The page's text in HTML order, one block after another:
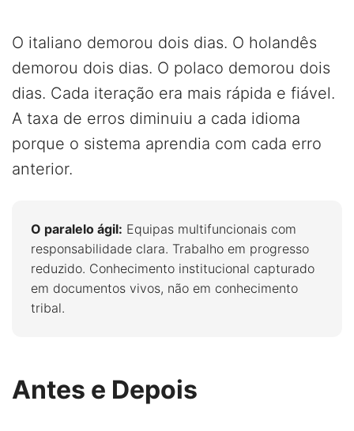
O italiano demorou dois dias. O holandês
demorou dois dias. O polaco demorou dois
dias. Cada iteração era mais rápida e fiável.
A taxa de erros diminuiu a cada idioma
porque o sistema aprendia com cada erro
anterior.
O paralelo ágil: Equipas multifuncionais com
responsabilidade clara. Trabalho em progresso
reduzido. Conhecimento institucional capturado
em documentos vivos, não em conhecimento
tribal.
Antes e Depois